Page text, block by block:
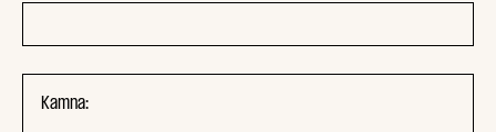
Kamna: